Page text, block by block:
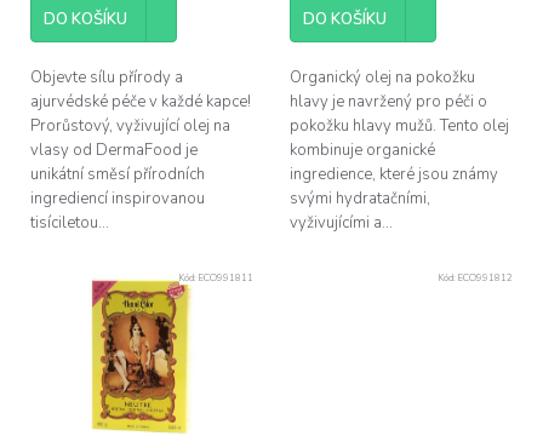
DO KOŠÍKU
Objevte sílu přírody a
ajurvédské péče v každé kapce!
Prorůstový, vyživující olej na
vlasy od DermaFood je
unikátní směsí přírodních
ingrediencí inspirovanou
tisíciletou...
DO KOŠÍKU
Organický olej na pokožku
hlavy je navržený pro péči o
pokožku hlavy mužů. Tento olej
kombinuje organické
ingredience, které jsou známy
svými hydratačními,
vyživujícími a...
Kód: ECO991811 Kód: ECO991812